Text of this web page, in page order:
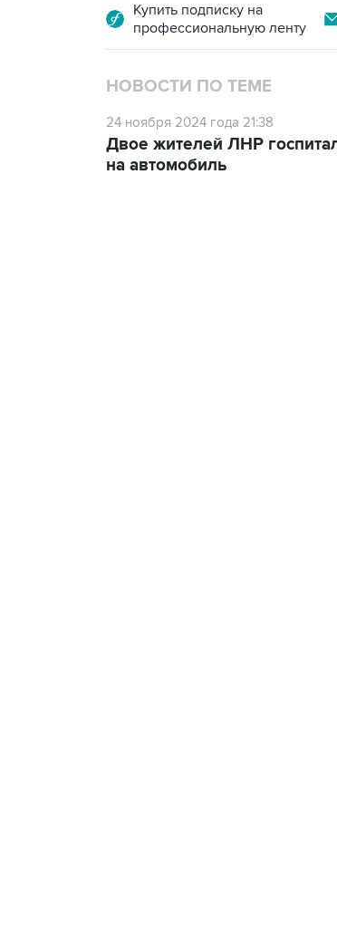
Купить подписку на
профессиональную ленту
НОВОСТИ ПО ТЕМЕ
24 ноября 2024 года 21:38
Двое жителей ЛНР
на автомобиль